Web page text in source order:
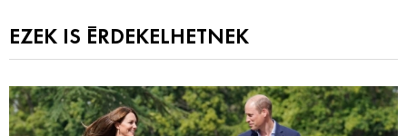
EZEK IS ÉRDEKELHETNEK